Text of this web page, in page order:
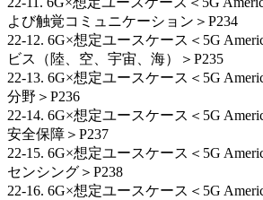
よび触覚コミュニケーション＞P234
22-12. 6G×想定ユースケース＜5G
ビス（陸、空、宇宙、海）＞P235
22-13. 6G×想定ユースケース＜5G
分野＞P236
22-14. 6G×想定ユースケース＜5G
安全保障＞P237
22-15. 6G×想定ユースケース＜5G
センシング＞P238
22-16. 6G×想定ユースケース＜5G